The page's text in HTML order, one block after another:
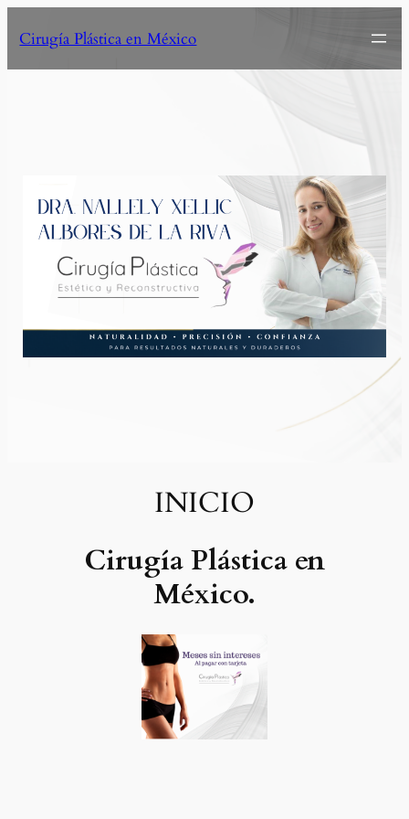
Cirugía Plástica en México
INICIO
Cirugía Plástica en
México.